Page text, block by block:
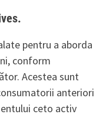
pentru a aborda
conform
Acestea sunt
anteriori
ceto activ